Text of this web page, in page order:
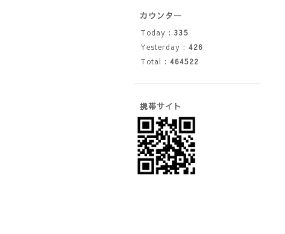
カウンター
Today : 335
Yesterday : 426
Total : 464522
携帯サイト